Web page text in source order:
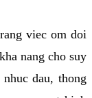
viec om doi
nang cho suy
dau, thong